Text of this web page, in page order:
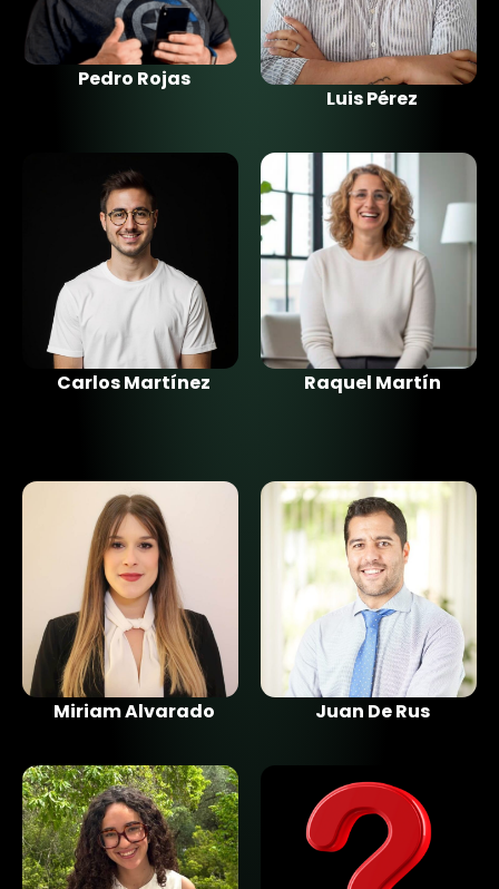
Pedro Rojas
Luis Pérez
Carlos Martínez Raquel Martín
Miriam Alvarado Juan De Rus